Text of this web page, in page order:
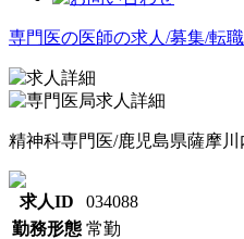
専門医の医師の求人/募集/転職
精神科専門医/鹿児島県薩摩川
求人ID
034088
勤務形態 常勤